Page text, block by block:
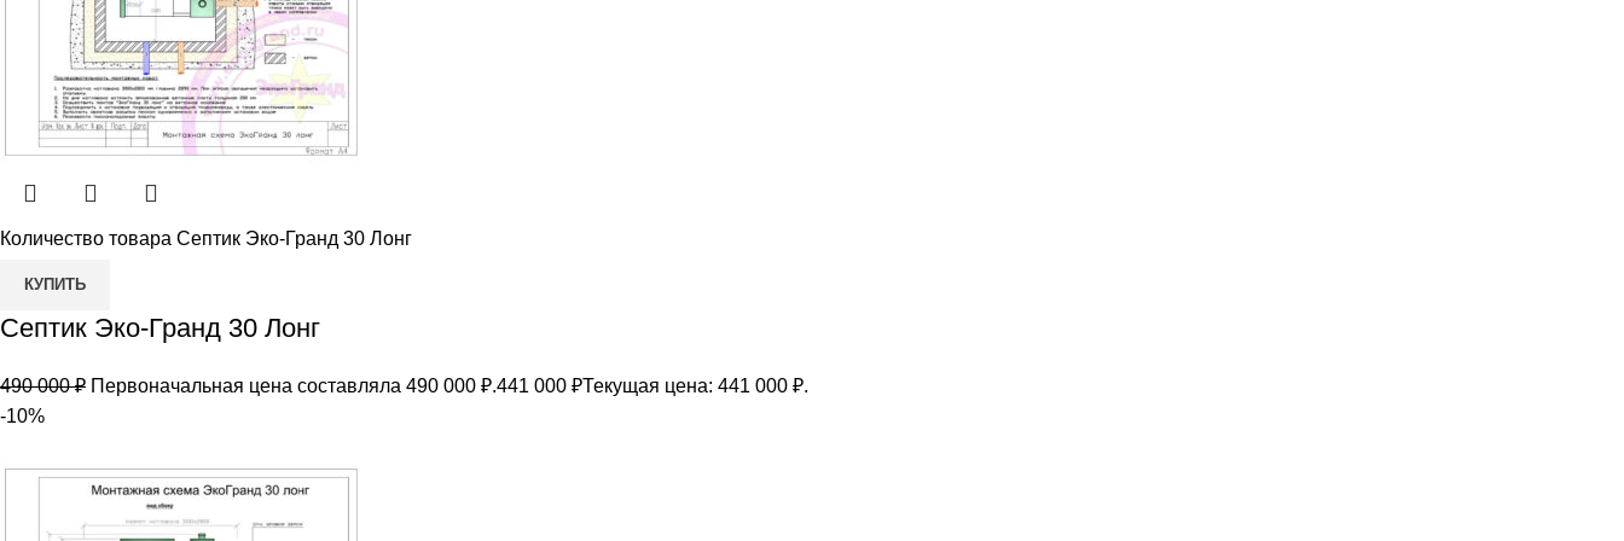
Количество товара Септик Эко-Гранд 30 Лонг
КУПИТЬ
Септик Эко-Гранд 30 Лонг
490 000₽ Первоначальная цена составляла 490 000 ₽.441 000 ₽Текущая цена: 441 000 ₽.
-10%